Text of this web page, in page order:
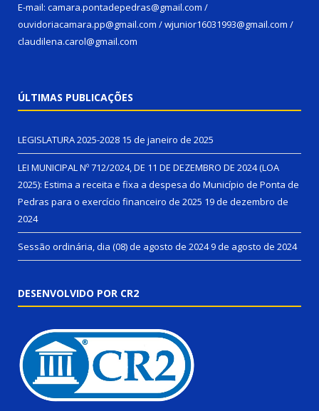
E-mail: camara.pontadepedras@gmail.com /
ouvidoriacamara.pp@gmail.com / wjunior16031993@gmail.com /
claudilena.carol@gmail.com
ÚLTIMAS PUBLICAÇÕES
LEGISLATURA 2025-2028 15 de janeiro de 2025
LEI MUNICIPAL Nº 712/2024, DE 11 DE DEZEMBRO DE 2024 (LOA
2025): Estima a receita e fixa a despesa do Município de Ponta de
Pedras para o exercício financeiro de 2025 19 de dezembro de
2024
Sessão ordinária, dia (08) de agosto de 20249 de agosto de 2024
DESENVOLVIDO POR CR2